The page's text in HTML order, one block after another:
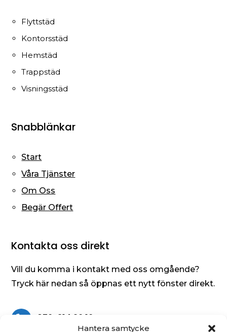
Hantera samtycke
Flyttstäd
Kontorsstäd
Hemstäd
Trappstäd
Visningsstäd
Snabblänkar
Start
Våra Tjänster
Om Oss
Begär Offert
Kontakta oss direkt
Vill du komma i kontakt med oss omgående?
Tryck här nedan så öppnas ett nytt fönster direkt.
076-314 26 16